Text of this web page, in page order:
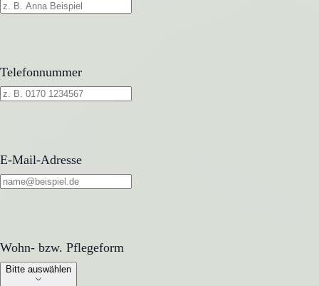
Telefonnummer
E-Mail-Adresse
Wohn- bzw. Pflegeform
Wohn- bzw. Pflegeform
Bitte auswählen